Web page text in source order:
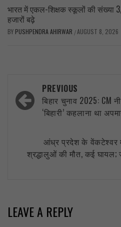
भारत में एकल-शिक्षक स्कूलों की संख्या
हजारों बढ़े
BY PUSHPENDRA AHIRWAR /AUGUST 8, 2026
Post
navigation
PREVIOUS
बिहार चुनाव 2025: CM
‘बिहारी’ कहलाना था
आंध्र प्रदेश के वेंकटेश्वर
श्रद्धालुओं की मौत, कई घायल;
LEAVE A REPLY